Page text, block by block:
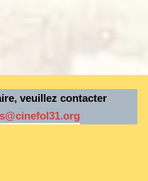
veuillez contacter